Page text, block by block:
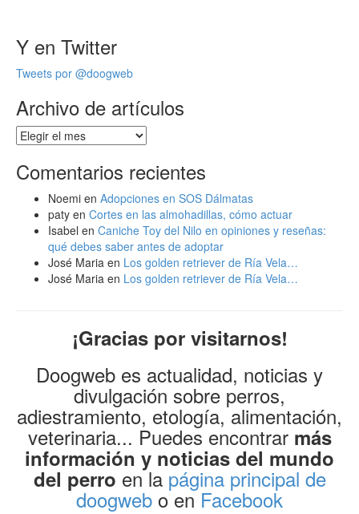
Y en Twitter
Tweets por @doogweb
Archivo de artículos
Archivo
de
artículos
Comentarios recientes
Noemi en Adopciones en SOS Dálmatas
paty en Cortes en las almohadillas, cómo actuar
Isabel en Caniche Toy del Nilo en opiniones y reseñas:
qué debes saber antes de adoptar
José Maria en Los golden retriever de Ría Vela…
José Maria en Los golden retriever de Ría Vela…
¡Gracias por visitarnos!
Doogweb es actualidad, noticias y
divulgación sobre perros,
adiestramiento, etología, alimentación,
veterinaria... Puedes encontrar más
información y noticias del mundo
del perro en la página principal de
doogweb o enFacebook